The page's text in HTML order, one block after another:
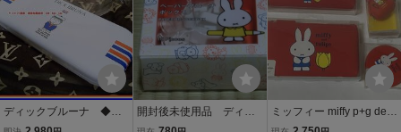
ャスター等
ミッフィー 1980年代
ディックブルーナ ◆ D
ICK BRUNA レア 廃
開封後未使用品 ディッ
ク・ブルーナ ペーパー
ミッフィー miffy p+g desi
gn シリコン ペンポーチ +